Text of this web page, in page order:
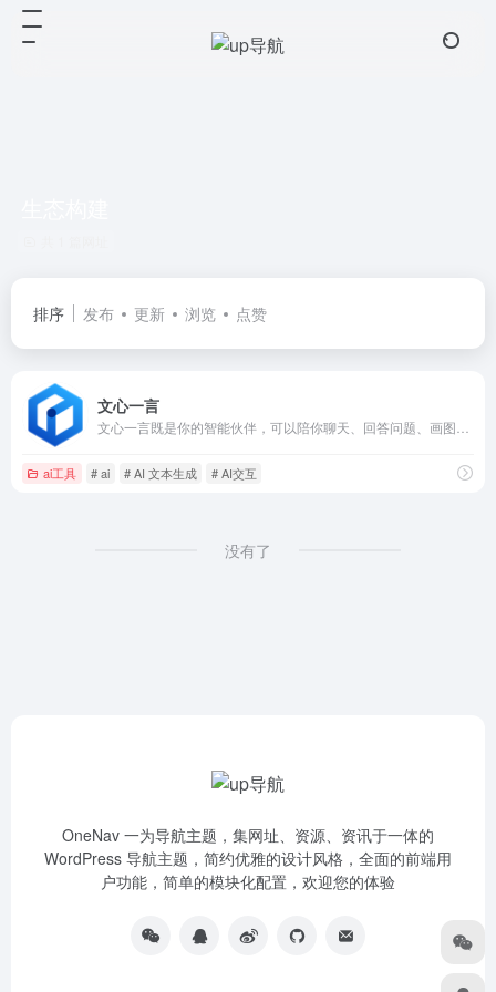
排序 发布 更新 浏览 点赞
文心一言
ai工具 # ai # AI 文本生成 # AI交互
没有了
OneNav 一为导航主题，集网址、资源、资讯于一体的
WordPress 导航主题，简约优雅的设计风格，全面的前端用
户功能，简单的模块化配置，欢迎您的体验